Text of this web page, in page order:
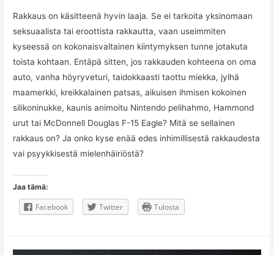
Rakkaus on käsitteenä hyvin laaja. Se ei tarkoita yksinomaan
seksuaalista tai eroottista rakkautta, vaan useimmiten
kyseessä on kokonaisvaltainen kiintymyksen tunne jotakuta
toista kohtaan. Entäpä sitten, jos rakkauden kohteena on oma
auto, vanha höyryveturi, taidokkaasti taottu miekka, jylhä
maamerkki, kreikkalainen patsas, aikuisen ihmisen kokoinen
silikoninukke, kaunis animoitu Nintendo pelihahmo, Hammond
urut tai McDonnell Douglas F-15 Eagle? Mitä se sellainen
rakkaus on? Ja onko kyse enää edes inhimillisestä rakkaudesta
vai psyykkisestä mielenhäiriöstä?
Jaa tämä:
Facebook Twitter Tulosta